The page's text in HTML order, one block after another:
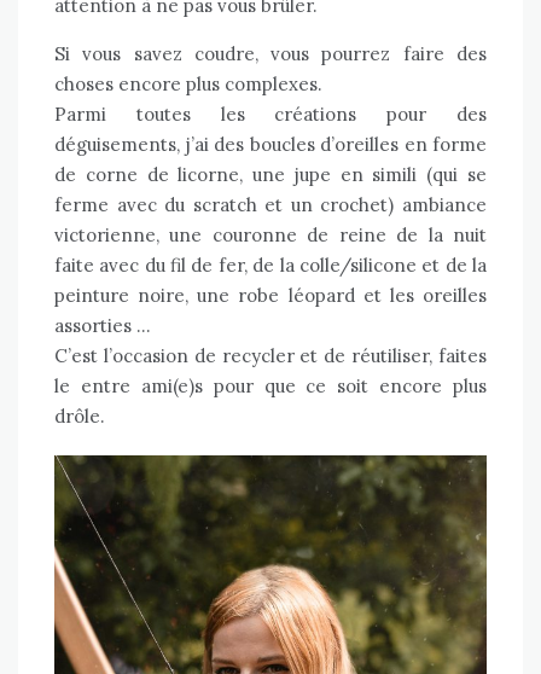
attention à ne pas vous brûler.
Si vous savez coudre, vous pourrez faire des
choses encore plus complexes.
Parmi toutes les créations pour des
déguisements, j’ai des boucles d’oreilles en forme
de corne de licorne, une jupe en simili (qui se
ferme avec du scratch et un crochet) ambiance
victorienne, une couronne de reine de la nuit
faite avec du fil de fer, de la colle/silicone et de la
peinture noire, une robe léopard et les oreilles
assorties …
C’est l’occasion de recycler et de réutiliser, faites
le entre ami(e)s pour que ce soit encore plus
drôle.